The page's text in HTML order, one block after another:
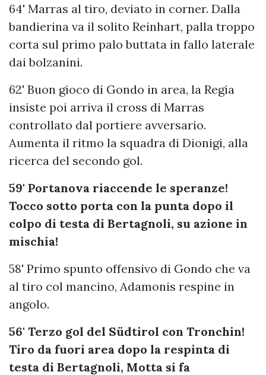
64' Marras al tiro, deviato in corner. Dalla
bandierina va il solito Reinhart, palla troppo
corta sul primo palo buttata in fallo laterale
dai bolzanini.
62' Buon gioco di Gondo in area, la Regia
insiste poi arriva il cross di Marras
controllato dal portiere avversario.
Aumenta il ritmo la squadra di Dionigi, alla
ricerca del secondo gol.
59' Portanova riaccende le speranze!
Tocco sotto porta con la punta dopo il
colpo di testa di Bertagnoli, su azione in
mischia!
58' Primo spunto offensivo di Gondo che va
al tiro col mancino, Adamonis respine in
angolo.
56' Terzo gol del Südtirol con Tronchin!
Tiro da fuori area dopo la respinta di
testa di Bertagnoli, Motta si fa